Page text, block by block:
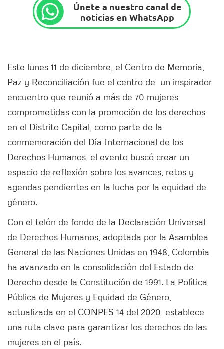
Únete a nuestro canal de
noticias en WhatsApp
Este lunes 11 de diciembre, el Centro de Memoria,
Paz y Reconciliación fue el centro de un inspirador
encuentro que reunió a más de 70 mujeres
comprometidas con la promoción de los derechos
en el Distrito Capital, como parte de la
conmemoración del Día Internacional de los
Derechos Humanos, el evento buscó crear un
espacio de reflexión sobre los avances, retos y
agendas pendientes en la lucha por la equidad de
género.
Con el telón de fondo de la Declaración Universal
de Derechos Humanos, adoptada por la Asamblea
General de las Naciones Unidas en 1948, Colombia
ha avanzado en la consolidación del Estado de
Derecho desde la Constitución de 1991. La Política
Pública de Mujeres y Equidad de Género,
actualizada en el CONPES 14 del 2020, establece
una ruta clave para garantizar los derechos de las
mujeres en el país.